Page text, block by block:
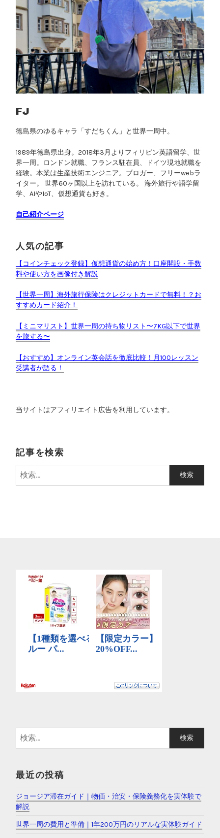
FJ
徳島県のゆるキャラ「すだちくん」と世界一周中。
1989年徳島県出身。2018年3月よりフィリピン英語留学、世
界一周。ロンドン就職、フランス駐在員、ドイツ現地就職を
経験。本業は生産技術エンジニア。ブロガー、フリーwebラ
イター。 世界60ヶ国以上を訪れている。 海外旅行や語学留
学、AIやIoT、仮想通貨も好き。
自己紹介ページ
人気の記事
【コインチェック登録】仮想通貨の始め方！口座開設・手数
料や使い方を画像付き解説
【世界一周】海外旅行保険はクレジットカードで無料！？お
すすめカード紹介！
【ミニマリスト】世界一周の持ち物リスト〜7KG以下で世界
を旅する〜
【おすすめ】オンライン英会話を徹底比較！月100レッスン
受講者が語る！
当サイトはアフィリエイト広告を利用しています。
記事を検索
最近の投稿
ジョージア滞在ガイド｜物価・治安・保険義務化を実体験で
解説
世界一周の費用と準備｜1年200万円のリアルな実体験ガイド